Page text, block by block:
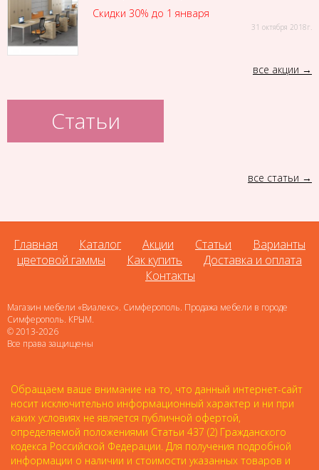
Скидки 30% до 1 января
31 октября 2018г.
все акции
Статьи
все статьи
Главная Каталог Акции Статьи
Варианты
цветовой гаммы
Как купить
Доставка и оплата
Контакты
Магазин мебели «Виалекс». Симферополь. Продажа мебели в городе
Симферополь. КРЫМ.
© 2013-2026
Все права защищены
Обращаем ваше внимание на то, что данный интернет-сайт
носит исключительно информационный характер и ни при
каких условиях не является публичной офертой,
определяемой положениями Статьи 437 (2) Гражданского
кодекса Российской Федерации. Для получения подробной
информации о наличии и стоимости указанных товаров и